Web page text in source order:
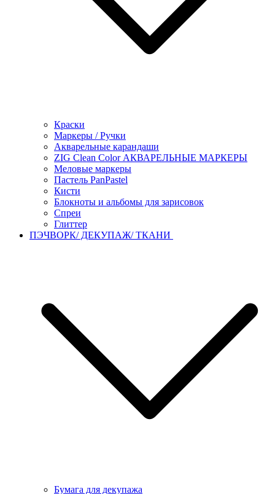
Краски
Маркеры / Ручки
Акварельные карандаши
ZIG Clean Color АКВАРЕЛЬНЫЕ МАРКЕРЫ
Меловые маркеры
Пастель PanPastel
Кисти
Блокноты и альбомы для зарисовок
Спреи
Глиттер
ПЭЧВОРК/ ДЕКУПАЖ/ ТКАНИ
Бумага для декупажа